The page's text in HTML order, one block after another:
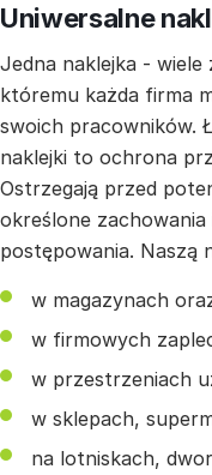
Uniwersalne
Jedna naklejka -
któremu każda firma
swoich pracowników.
naklejki to ochrona
Ostrzegają przed
określone
postępowania. Naszą
w magazynach
w firmowych
w przestrzeniach
w sklepach,
na lotniskach,